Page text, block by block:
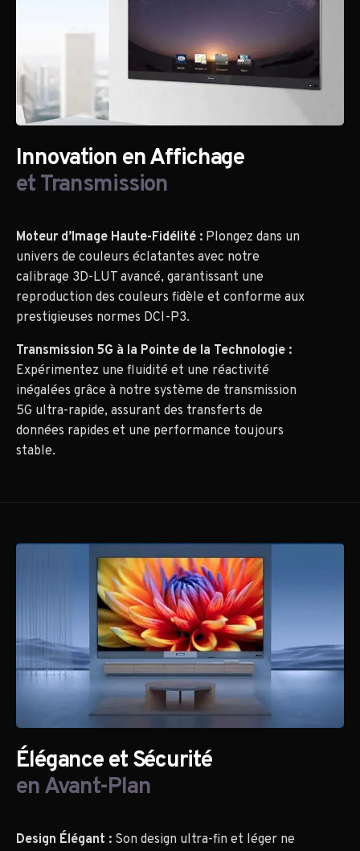
Innovation en Affichage
et Transmission
Moteur d’Image Haute-Fidélité : Plongez dans un
univers de couleurs éclatantes avec notre
calibrage 3D-LUT avancé, garantissant une
reproduction des couleurs fidèle et conforme aux
prestigieuses normes DCI-P3.
Transmission 5G à la Pointe de la Technologie :
Expérimentez une fluidité et une réactivité
inégalées grâce à notre système de transmission
5G ultra-rapide, assurant des transferts de
données rapides et une performance toujours
stable.
Élégance et Sécurité
en Avant-Plan
Design Élégant : Son design ultra-fin et léger ne